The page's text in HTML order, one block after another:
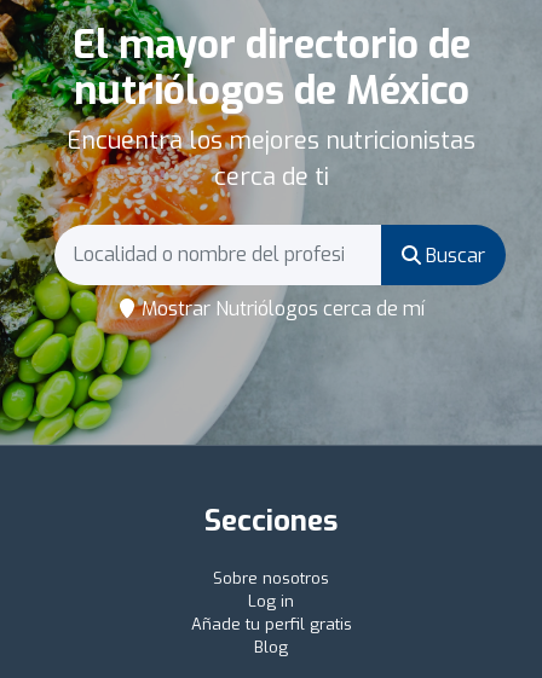
El mayor directorio de
nutriólogos de México
Encuentra los mejores nutricionistas
cerca de ti
Buscar
Mostrar Nutriólogos cerca de mí
Secciones
Sobre nosotros
Log in
Añade tu perfil gratis
Blog